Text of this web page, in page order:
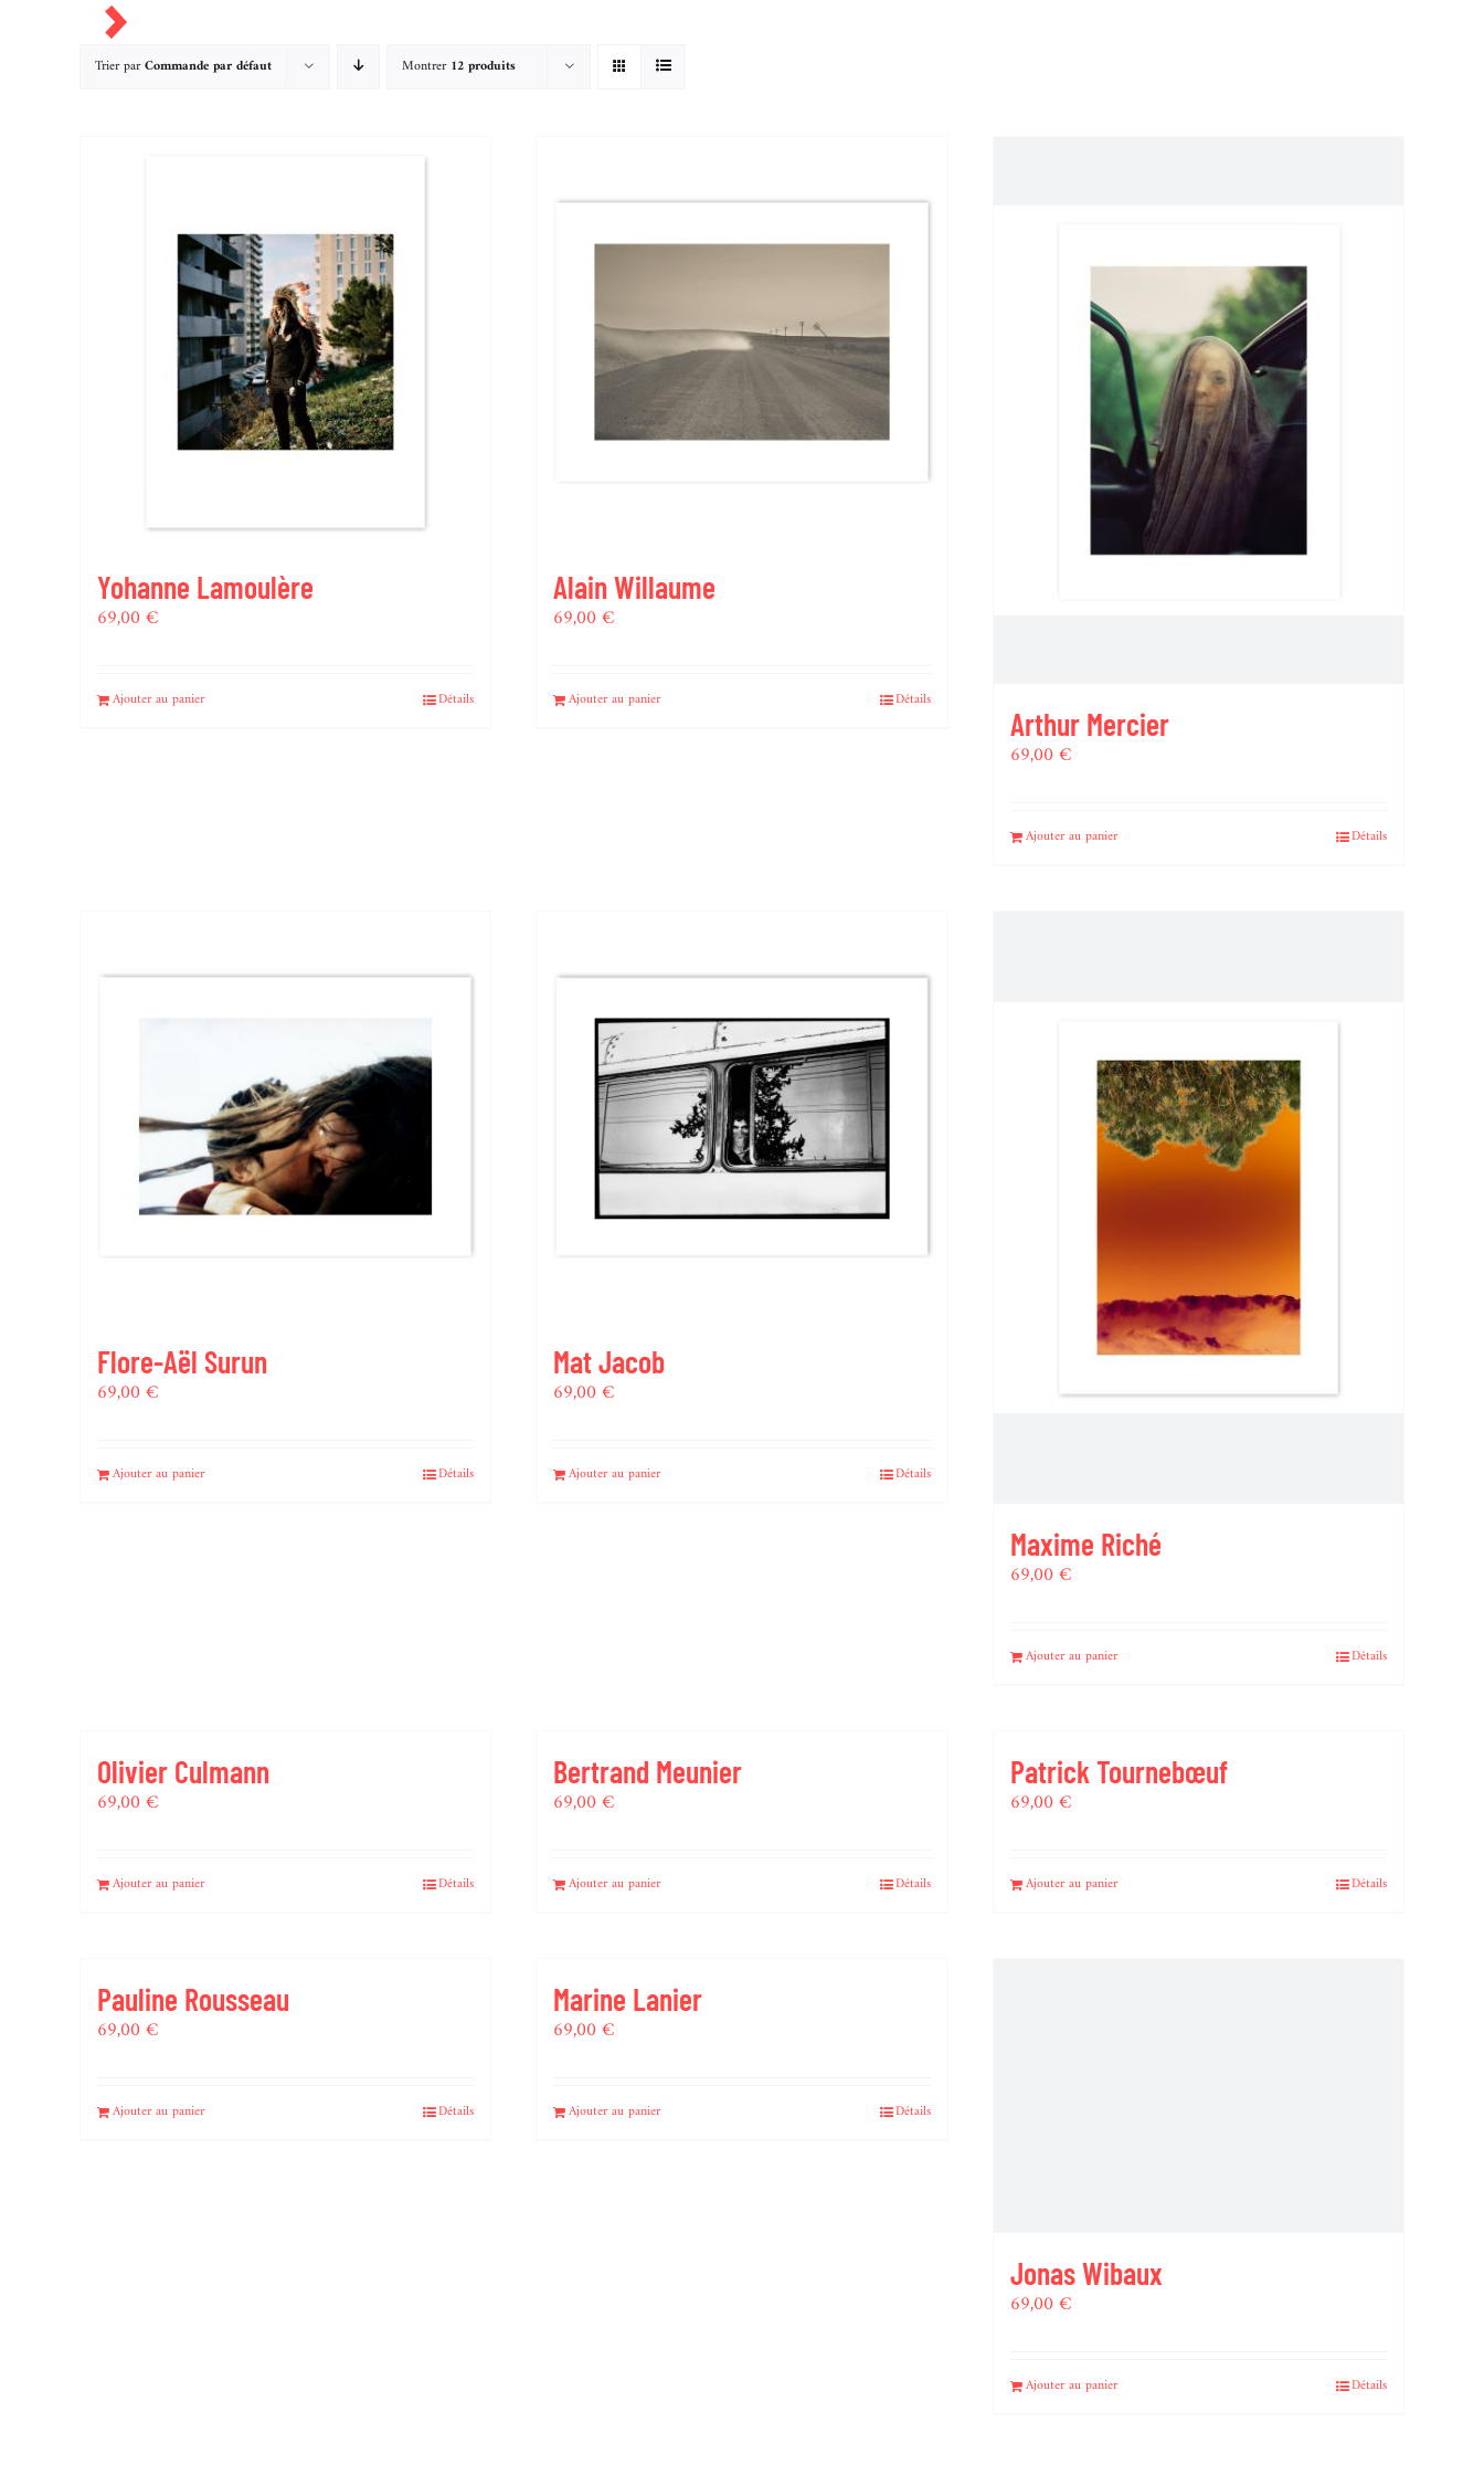
Trier parCommande par défaut Montrer12 produits
Yohanne Lamoulère
69,00 €
Ajouter au panier Détails
Alain Willaume
69,00€
Ajouter au panier Détails
Arthur Mercier
69,00 €
Ajouter au panier Détails
Flore-Aël Surun
69,00 €
Ajouter au panier Détails
Mat Jacob
69,00€
Ajouter au panier Détails
Maxime Riché
69,00 €
Ajouter au panier Détails
Olivier Culmann
69,00 €
Ajouter au panier Détails
Bertrand Meunier
69,00€
Ajouter au panier Détails
Patrick Tournebœuf
69,00 €
Ajouter au panier Détails
Pauline Rousseau
69,00 €
Ajouter au panier Détails
Marine Lanier
69,00€
Ajouter au panier Détails
Jonas Wibaux
69,00 €
Ajouter au panier Détails